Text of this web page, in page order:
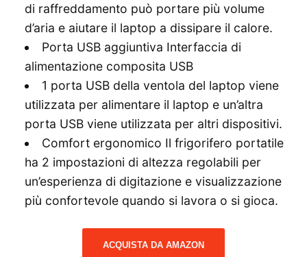
di raffreddamento può portare più volume
d’aria e aiutare il laptop a dissipare il calore.
Porta USB aggiuntiva Interfaccia di
alimentazione composita USB
1 porta USB della ventola del laptop viene
utilizzata per alimentare il laptop e un’altra
porta USB viene utilizzata per altri dispositivi.
Comfort ergonomico Il frigorifero portatile
ha 2 impostazioni di altezza regolabili per
un’esperienza di digitazione e visualizzazione
più confortevole quando si lavora o si gioca.
ACQUISTA DA AMAZON